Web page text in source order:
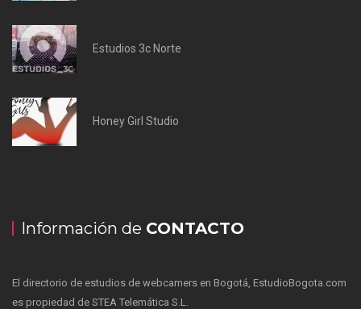
Estudios 3c Norte
Honey Girl Studio
Información de CONTACTO
El directorio de estudios de webcamers en Bogotá, EstudioBogota.com
es propiedad de STEA Telemática S.L.